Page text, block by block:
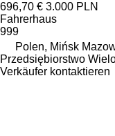
696,70 € 3.000 PLN
Fahrerhaus
999
Polen, Mińsk
Przedsiębiorstwo
Verkäufer kontaktieren